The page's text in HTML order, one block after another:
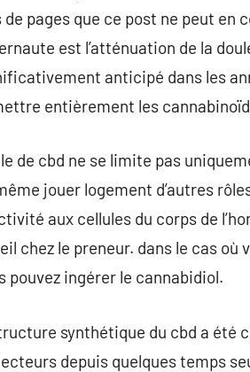
de pages que ce post ne peut en
est l’atténuation de la
anticipé dans les
entièrement les
de cbd ne se limite pas
jouer logement d’autres
aux cellules du corps de
chez le preneur. dans le cas
pouvez ingérer le cannabidiol.
synthétique du cbd a été
depuis quelques temps